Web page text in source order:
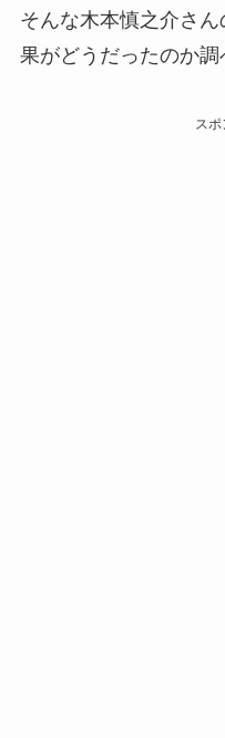
そんな木本慎之介さ
果がどうだったのか調
ス